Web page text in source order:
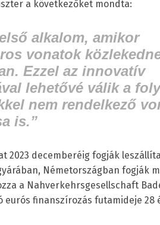
a következőket mondta:
alkalom, amikor
vonatok
Ezzel az innovatív
lehetővé válik a
nem rendelkező
is.”
2023 decemberéig fogják
Németországban fogják
a Nahverkehrsgesellschaft
eurós finanszírozás futamideje 28